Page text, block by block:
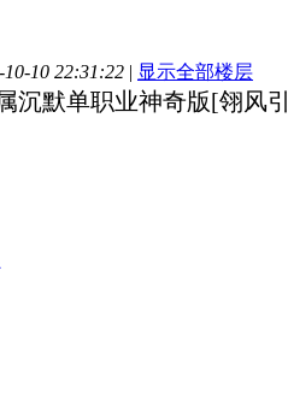
10 22:31:22 | 显示全部楼层
沉默单职业神奇版[翎风